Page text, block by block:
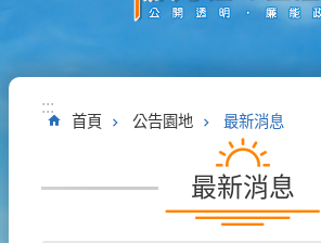
:::
首頁 公告園地 最新消息
最新消息